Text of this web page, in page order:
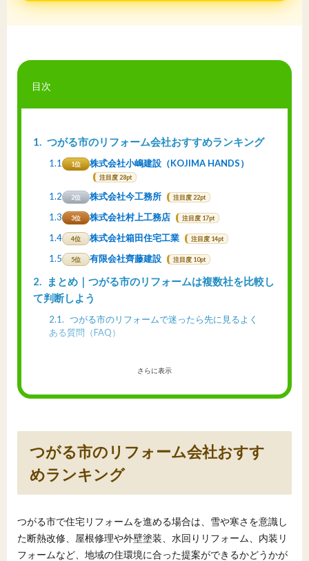
目次
1 つがる市のリフォーム会社おすすめランキング
1.1 1位 株式会社小嶋建設（KOJIMA HANDS）
注目度 28pt
1.2 2位 株式会社今工務所 注目度 22pt
1.3 3位 株式会社村上工務店 注目度 17pt
1.4 4位 株式会社箱田住宅工業 注目度 14pt
1.5 5位 有限会社齊藤建設 注目度 10pt
2
まとめ｜つがる市のリフォームは複数社を比較し
て判断しよう
2.1
つがる市のリフォームで迷ったら先に見るよく
ある質問（FAQ）
さらに表示
つがる市のリフォーム会社おすす
めランキング
つがる市で住宅リフォームを進める場合は、雪や寒さを意識し
た断熱改修、屋根修理や外壁塗装、水回りリフォーム、内装リ
フォームなど、地域の住環境に合った提案ができるかどうかが